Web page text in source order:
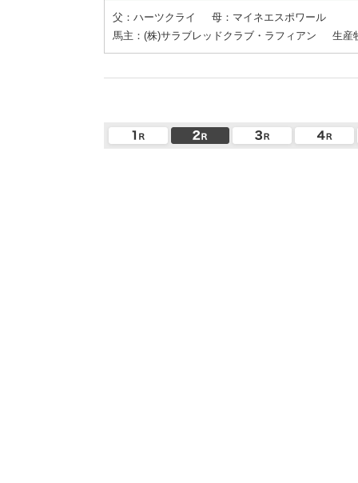
父：ハーツクライ
母：マイネエスポワール
馬主：(株)サラブレッドクラブ・ラフィアン
生産